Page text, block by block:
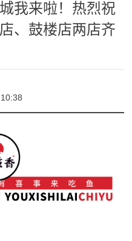
我来啦！热烈祝
、鼓楼店两店齐